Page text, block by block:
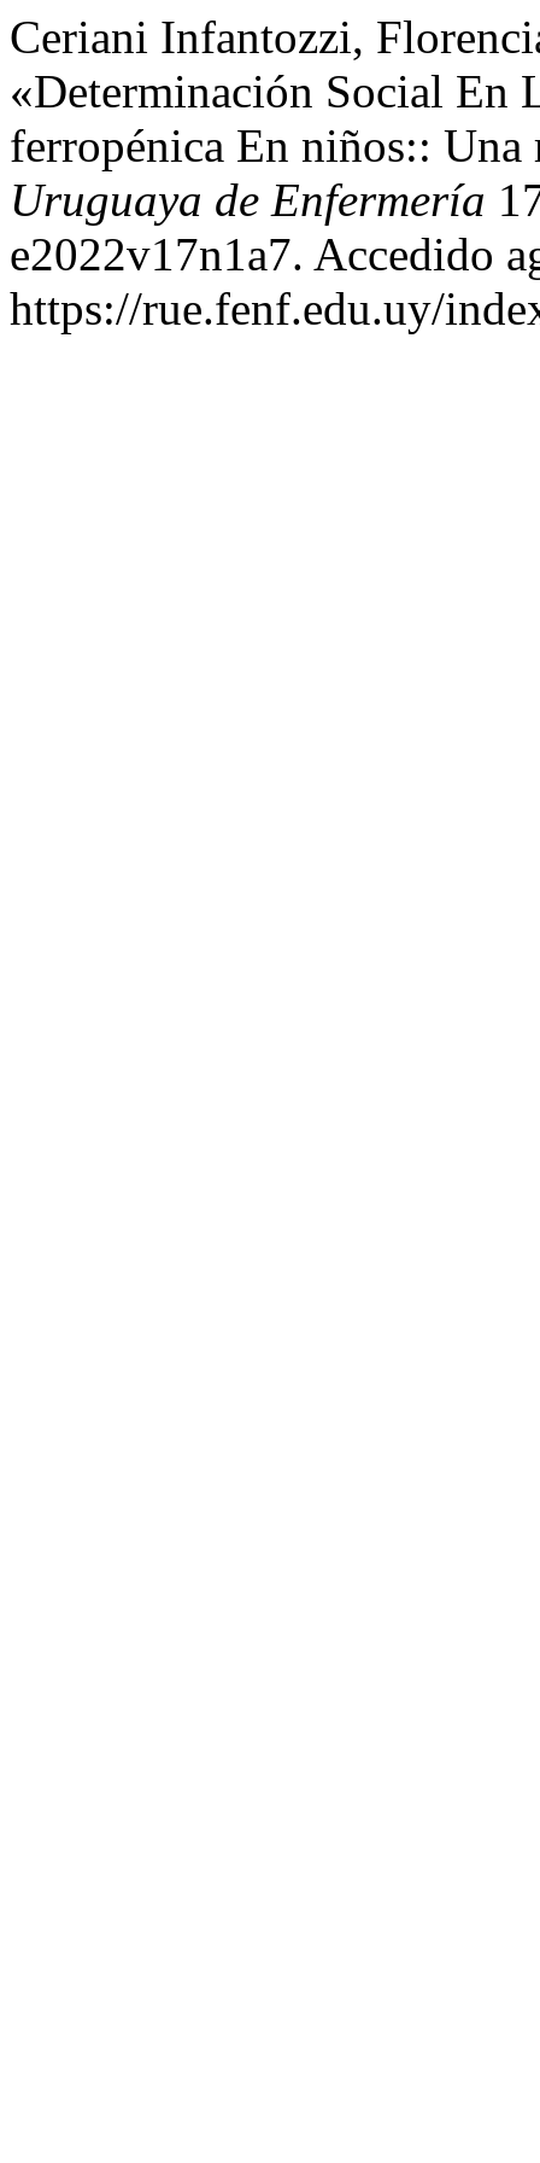
Ceriani Infantozzi,
«Determinación Social En
ferropénica En niños::
Uruguaya de Enfermería
e2022v17n1a7. Accedido
https://rue.fenf.edu.uy/